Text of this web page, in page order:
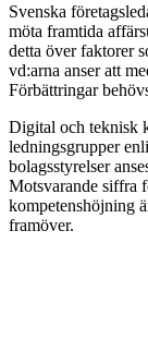
Svenska
möta framtida
detta över faktorer
vd:arna anser att
Förbättringar
Digital och teknisk
ledningsgrupper
bolagsstyrelser
Motsvarande siffra
kompetenshöjning
framöver.